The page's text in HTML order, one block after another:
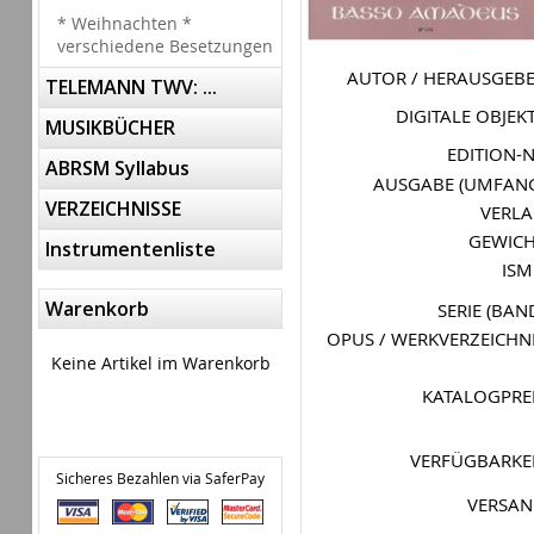
* Weihnachten *
verschiedene Besetzungen
TELEMANN TWV: ...
MUSIKBÜCHER
ABRSM Syllabus
VERZEICHNISSE
Instrumentenliste
Warenkorb
Keine Artikel im Warenkorb
Sicheres Bezahlen via SaferPay
AUTOR /
DIGITALE
EDITION-
AUSGABE
SERIE
OPUS /